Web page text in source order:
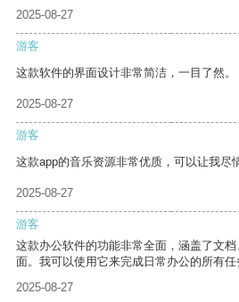
2025-08-27
游客
这款软件的界面设计非常简洁，一目了然。
2025-08-27
游客
这款app的音乐资源非常优质，可以让我尽
2025-08-27
游客
这款办公软件的功能非常全面，涵盖了文
面。我可以使用它来完成日常办公的所有任
2025-08-27